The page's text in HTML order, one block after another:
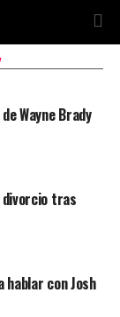
Wayne Brady
divorcio tras
hablar con Josh